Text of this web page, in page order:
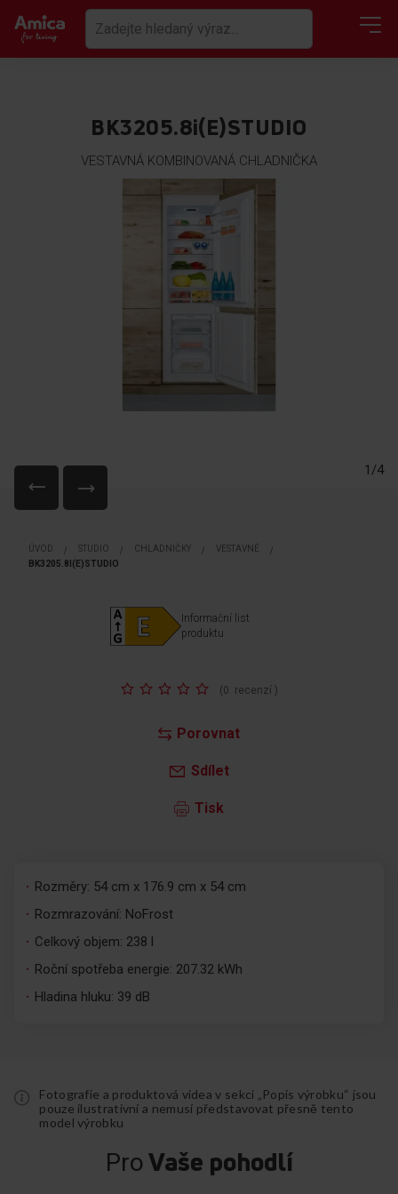
BK3205.8i(E)STUDIO
VESTAVNÁ KOMBINOVANÁ CHLADNIČKA
1/4
začátek
ÚVOD STUDIO CHLADNIČKY
VESTAVNÉ
BK3205.8I(E)STUDIO
Porovnat
Sdílet
Tisk
Hodnocení: (0 recenzí )
Informační list
produktu
Rozměry: 54 cm x 176.9 cm x 54 cm
Rozmrazování: NoFrost
Celkový objem: 238 l
Roční spotřeba energie: 207.32 kWh
Hladina hluku: 39 dB
Fotografie a produktová videa v sekci „Popis výrobku“ jsou
pouze ilustrativní a nemusí představovat přesně tento
model výrobku
ProVaše pohodlí